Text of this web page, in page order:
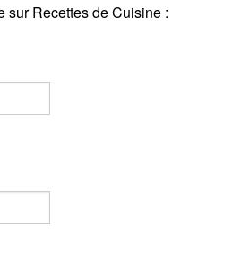
sur Recettes de Cuisine :